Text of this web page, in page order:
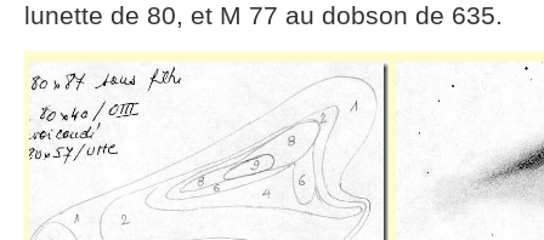
lunette de 80, et M 77 au dobson de 635.